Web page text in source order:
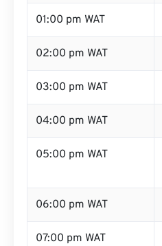
01:00 pm WAT
02:00 pm WAT
03:00 pm WAT
04:00 pm WAT
05:00 pm WAT
06:00 pm WAT
07:00 pm WAT